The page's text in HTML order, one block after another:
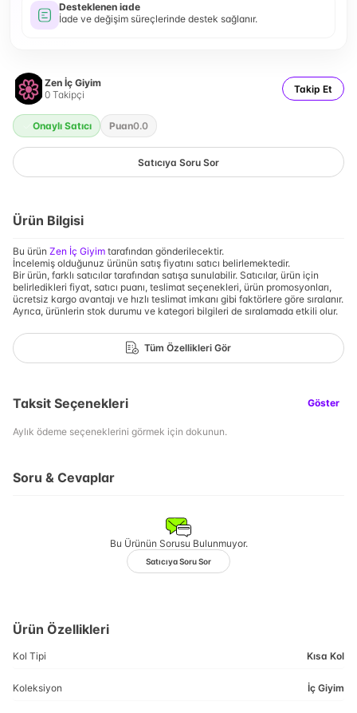
Desteklenen iade
İade ve değişim süreçlerinde destek sağlanır.
Zen İç Giyim
0 Takipçi Takip Et
Onaylı Satıcı Puan0.0
Satıcıya Soru Sor
Ürün Bilgisi
Bu ürün Zen İç Giyim tarafından gönderilecektir.
İncelemiş olduğunuz ürünün satış fiyatını satıcı belirlemektedir.
Bir ürün, farklı satıcılar tarafından satışa sunulabilir. Satıcılar, ürün için
belirledikleri fiyat, satıcı puanı, teslimat seçenekleri, ürün promosyonları,
ücretsiz kargo avantajı ve hızlı teslimat imkanı gibi faktörlere göre sıralanır.
Ayrıca, ürünlerin stok durumu ve kategori bilgileri de sıralamada etkili olur.
Tüm Özellikleri Gör
Taksit Seçenekleri Göster
Aylık ödeme seçeneklerini görmek için dokunun.
Soru & Cevaplar
Bu Ürünün Sorusu Bulunmuyor.
Satıcıya Soru Sor
Ürün Özellikleri
Kol Tipi Kısa Kol
Koleksiyon İç Giyim